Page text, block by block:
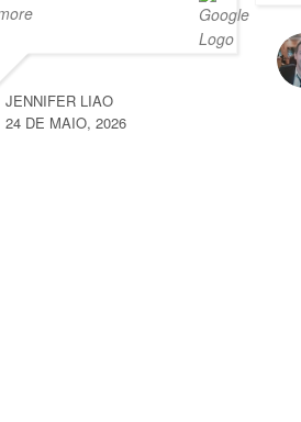
JENNIFER LIAO
24 DE MAIO, 2026